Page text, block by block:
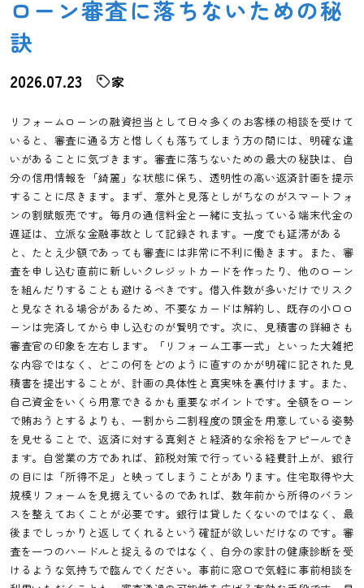
ローン審査に落ちないための秘
訣
2026.07.23 家
リフォームローンの融資担当として日々多くのお客様の相談を受けて
いると、審査に通る方と惜しくも落ちてしまう方の間には、明確な違
いがあることに気づきます。審査に落ちないための最大の秘訣は、自
分の信用情報を「綺麗」な状態に保ち、透明性の高い返済計画を提示
することに尽きます。まず、意外と見落としがちなのがスマートフォ
ンの割賦販売です。毎月の通信料金と一緒に支払っている端末代金の
遅延は、立派な金融事故として記録されます。一度でも延滞がある
と、たとえ少額であっても審査には非常に不利に働きます。また、審
査を申し込む直前に新しいクレジットカードを作ったり、他のローン
を組んだりすることも避けるべきです。借入件数が多いだけでリスク
と見なされる場合があるため、不要なカードは解約し、既存の小口ロ
ーンは完済してから申し込むのが賢明です。次に、見積書の詳細さも
審査官の印象を左右します。「リフォーム工事一式」といった大雑把
な内容ではなく、どこの何をどのように直すのかが明確に記された見
積書を提出することが、計画の具体性と真実味を裏付けます。また、
自己資金をいくら用意できるかも重要なポイントです。全額をローン
で賄おうとするよりも、一割から二割程度の頭金を用意している姿勢
を見せることで、返済に対する真剣さと経済的な余裕をアピールでき
ます。自営業の方であれば、節税対策で行っている経費計上が、銀行
の目には「所得不足」と映ってしまうことがあります。住宅取得や大
規模リフォームを見据えているのであれば、数年前から所得のバラン
スを整えておくことが必要です。銀行は貸したくないのではなく、最
後までしっかりと返してくれるという確証が欲しいだけなのです。審
査を一つのハードルと捉えるのではなく、自分の家計の健康診断を受
けるような気持ちで臨んでください。事前に窓口で気軽に事前相談を